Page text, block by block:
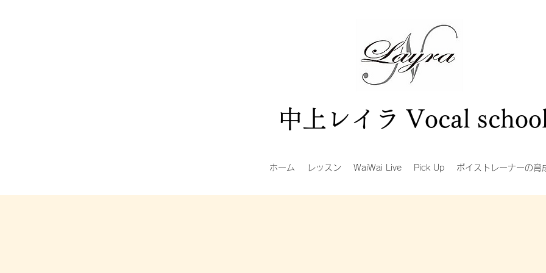
中上レイラ Vocal
ホーム レッスン WaiWai Live Pick Up ボイストレーナーの育